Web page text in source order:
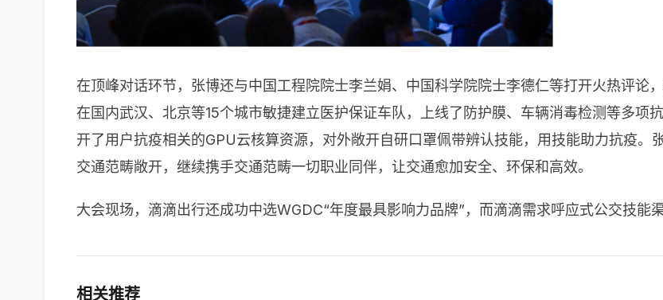
在顶峰对话环节，张博还与中国工程院院士李兰娟、中国科学院院士李德仁等打开火热评论
在国内武汉、北京等15个城市敏捷建立医护保证车队，上线了防护膜、车辆消毒检测等多项
开了用户抗疫相关的GPU云核算资源，对外敞开自研口罩佩带辨认技能，用技能助力抗疫。
交通范畴敞开，继续携手交通范畴一切职业同伴，让交通愈加安全、环保和高效。
大会现场，滴滴出行还成功中选WGDC“年度最具影响力品牌”，而滴滴需求呼应式公交技能
相关推荐